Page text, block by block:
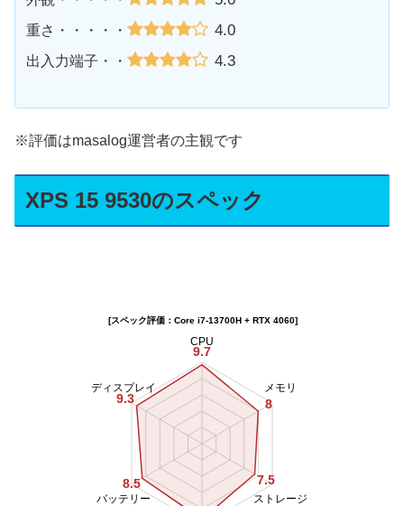
重さ・・・・・ 4.0
出入力端子・・ 4.3
※評価はmasalog運営者の主観です
XPS 15 9530のスペック
[スペック評価：Core i7-13700H + RTX 4060]
9.3
9.7
8
7.5
8.5
ディスプレイ
CPU
メモリ
ストレージ
バッテリー